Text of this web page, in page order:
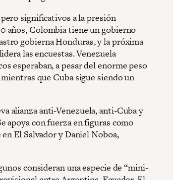
significativos a la presión
años, Colombia tiene un gobierno
gobierna Honduras, y la próxima
las encuestas. Venezuela
esperaban, a pesar del enorme peso
mientras que Cuba sigue siendo un
alianza anti-Venezuela, anti-Cuba y
apoya con fuerza en figuras como
El Salvador y Daniel Noboa,
consideran una especie de “mini-